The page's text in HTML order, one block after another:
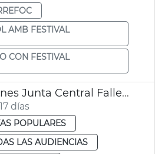
AMB FESTIVAL
CON FESTIVAL
Plan Subvenciones Junta Central Fallera València
días
POPULARES
LAS AUDIENCIAS